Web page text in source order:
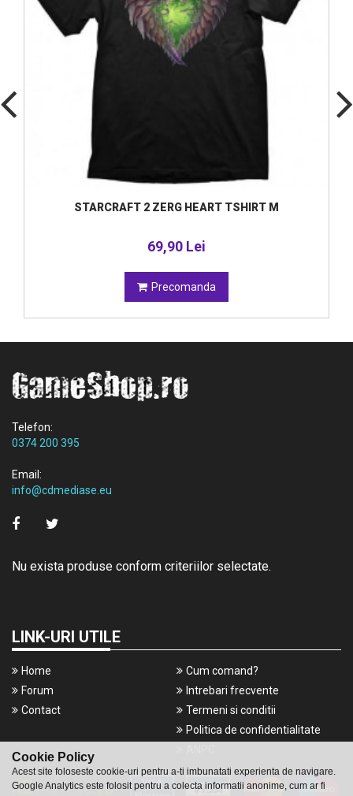
Cookie Policy
Acest site foloseste cookie-uri pentru a-ti imbunatati experienta de navigare.
Google Analytics este folosit pentru a colecta informatii anonime, cum ar fi
STARCRAFT 2 ZERG HEART TSHIRT M
69,90 Lei
Precomanda
Telefon:
0374 200 395
Email:
info@cdmediase.eu
Nu exista produse conform criteriilor selectate.
LINK-URI UTILE
Home
Forum
Contact
Cum comand?
Intrebari frecvente
Termeni si conditii
Politica de confidentialitate